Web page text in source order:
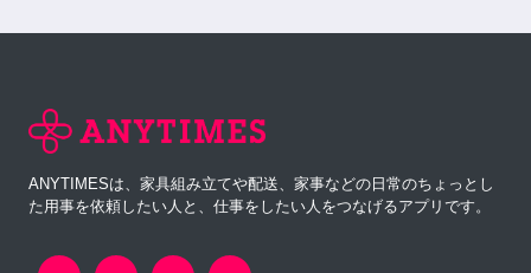
ANYTIMESは、家具組み立てや配送、家事などの日常のちょっとし
た用事を依頼したい人と、仕事をしたい人をつなげるアプリです。